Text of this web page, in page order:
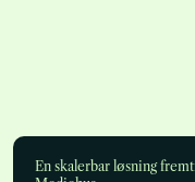
En skalerbar løsning